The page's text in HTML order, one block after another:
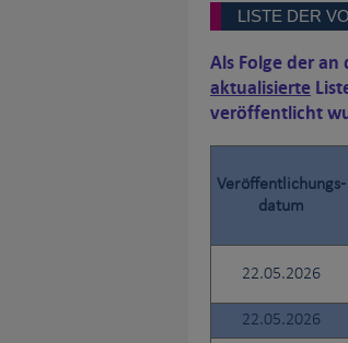
LISTE DER
Als Folge der
aktualisierte
veröffentlicht
Veröffentlichungs-
datum
22.05.2026
22.05.2026